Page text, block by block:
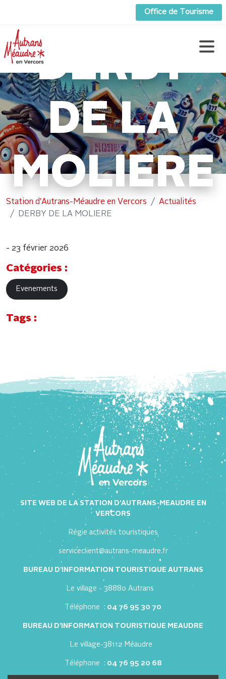
Office de Tourisme
DERBY
DE LA
MOLIERE
Station d'Autrans-Méaudre en Vercors
Actualités
DERBY DE LA MOLIERE
- 23 février 2026
Catégories :
Evenements
Tags :
SITE WEB DE LA STATION D'AUTRANS-MEAUDRE EN
VERCORS
Régie activités touristiques
serviceclient@autrans-meaudre.fr
BUREAU D'INFORMATION TOURISTIQUE AUTRANS
Le village - 38880 Autrans
Téléphone : 04 76 95 30 70
BUREAU D'INFORMATION TOURISTIQUE MEAUDRE
Le village-38112 Méaudre
Téléphone : 04 76 95 20 68